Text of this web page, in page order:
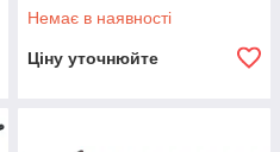
Немає в наявності
Ціну уточнюйте